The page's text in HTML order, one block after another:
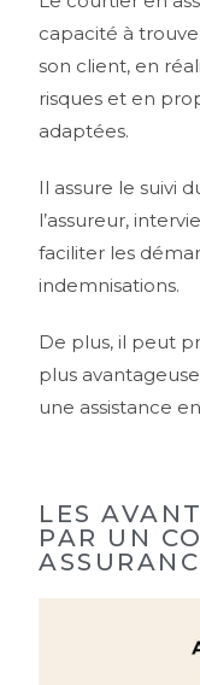
capacité à
son client, en
risques et en
adaptées.
Il assure le suivi
l’assureur,
faciliter les
indemnisations.
De plus, il peut
plus
une assistance
LES
PAR UN